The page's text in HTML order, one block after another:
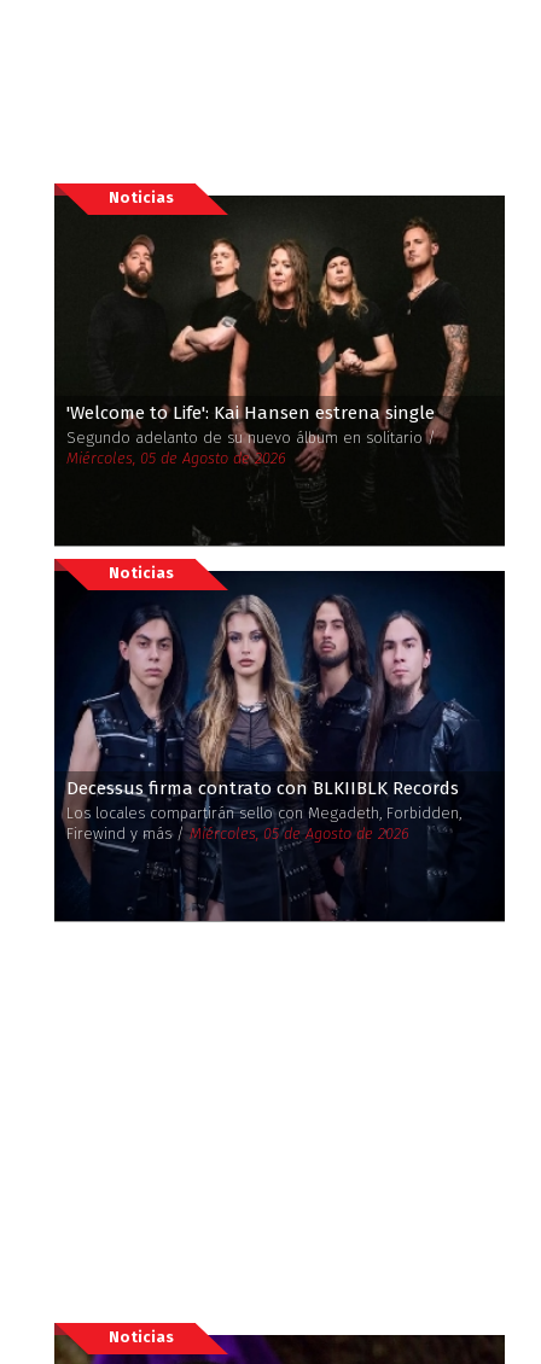
Noticias
'Welcome to Life': Kai Hansen estrena single
Segundo adelanto de su nuevo álbum en solitario /
Miércoles, 05 de Agosto de 2026
Noticias
Decessus firma contrato con BLKIIBLK Records
Los locales compartirán sello con Megadeth, Forbidden,
Firewind y más /Miércoles, 05 de Agosto de 2026
Noticias